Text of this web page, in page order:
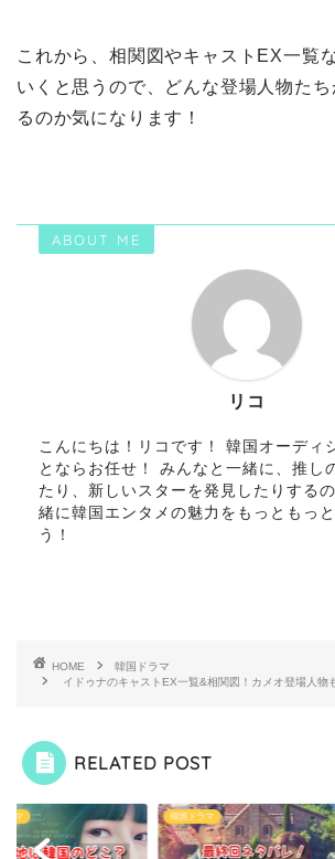
これから、相関図やキャストEX一覧
いくと思うので、どんな登場人物た
るのか気になります！
ABOUT ME
リコ
こんにちは！リコです！ 韓国オーディ
とならお任せ！ みんなと一緒に、推し
たり、新しいスターを発見したりする
緒に韓国エンタメの魅力をもっともっ
う！
HOME
韓国ドラマ
イドゥナのキャストEX一覧&相関図！カメオ登場人物
RELATED POST
ラマ 韓国ドラマ